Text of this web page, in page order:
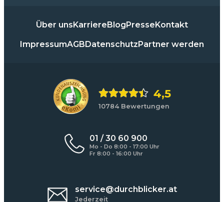
Über unsKarriereBlogPresseKontakt
ImpressumAGBDatenschutzPartner werden
4,5
10784 Bewertungen
01 / 30 60 900
Mo - Do 8:00 - 17:00 Uhr
Fr 8:00 - 16:00 Uhr
service@durchblicker.at
Jederzeit